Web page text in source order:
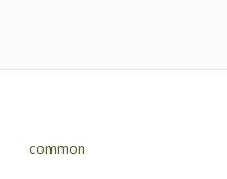
common